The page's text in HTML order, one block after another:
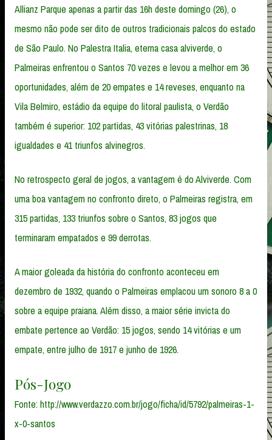
Allianz Parque apenas a partir das 16h deste domingo (26), o
mesmo não pode ser dito de outros tradicionais palcos do estado
de São Paulo. No Palestra Italia, eterna casa alviverde, o
Palmeiras enfrentou o Santos 70 vezes e levou a melhor em 36
oportunidades, além de 20 empates e 14 reveses, enquanto na
Vila Belmiro, estádio da equipe do litoral paulista, o Verdão
também é superior: 102 partidas, 43 vitórias palestrinas, 18
igualdades e 41 triunfos alvinegros.
No retrospecto geral de jogos, a vantagem é do Alviverde. Com
uma boa vantagem no confronto direto, o Palmeiras registra, em
315 partidas, 133 triunfos sobre o Santos, 83 jogos que
terminaram empatados e 99 derrotas.
A maior goleada da história do confronto aconteceu em
dezembro de 1932, quando o Palmeiras emplacou um sonoro 8 a 0
sobre a equipe praiana. Além disso, a maior série invicta do
embate pertence ao Verdão: 15 jogos, sendo 14 vitórias e um
empate, entre julho de 1917 e junho de 1926.
Pós-Jogo
Fonte: http://www.verdazzo.com.br/jogo/ficha/id/5792/palmeiras-1-
x-0-santos